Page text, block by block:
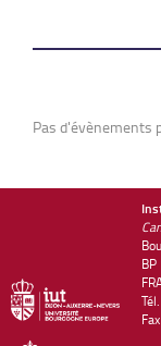
Pas d'évènements